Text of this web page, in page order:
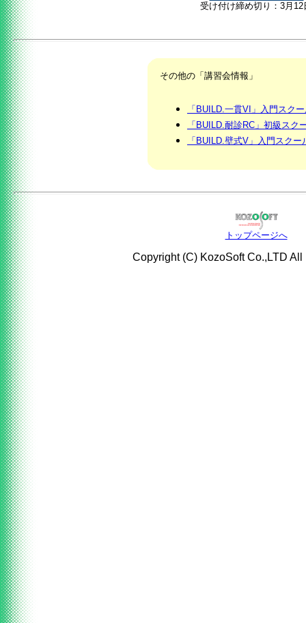
受け付け締め切り：3月12
その他の「講習会情報」
「BUILD.一貫VI」入門スク
「BUILD.耐診RC」初級スク
「BUILD.壁式V」入門スクー
トップページへ
Copyright (C) KozoSoft Co.,LTD All